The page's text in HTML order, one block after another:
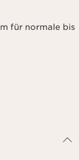
für normale bis